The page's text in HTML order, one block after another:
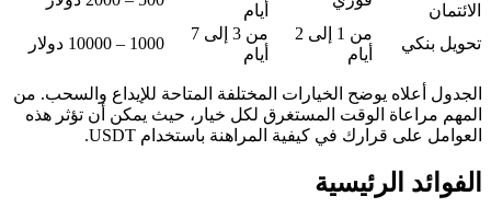
الائتمان
أيام
تحويل بنكي
من 1 إلى 2
أيام
من 3 إلى 7
أيام
1000 – 10000 دولار
الجدول أعلاه يوضح الخيارات المختلفة المتاحة للإيداع والسحب. من
المهم مراعاة الوقت المستغرق لكل خيار، حيث يمكن أن تؤثر هذه
العوامل على قرارك في كيفية المراهنة باستخدام USDT.
الفوائد الرئيسية